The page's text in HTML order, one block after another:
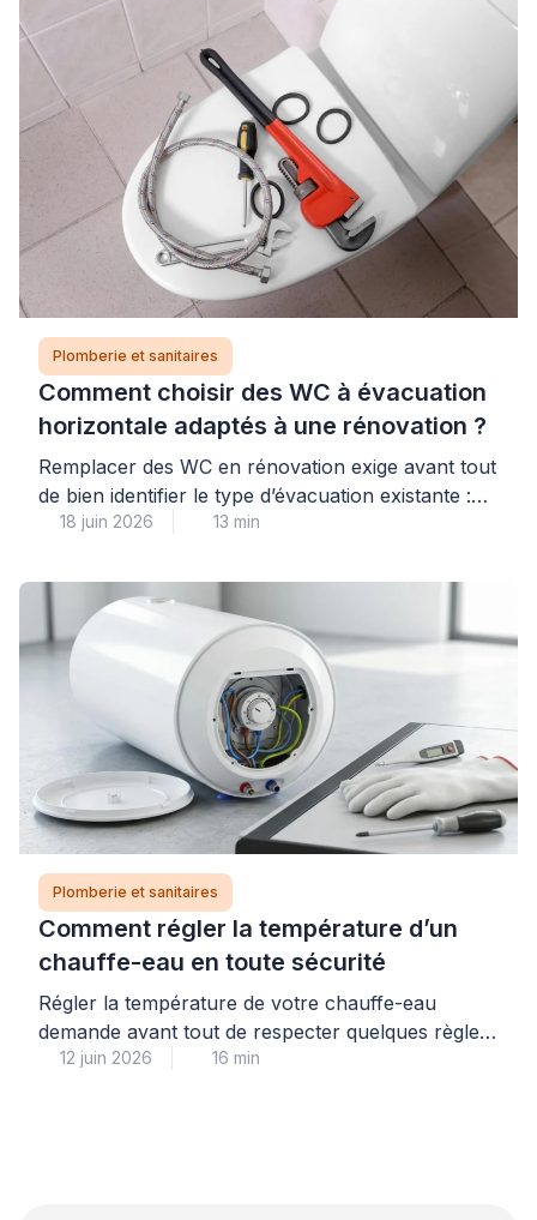
fréquente qu’on ne le pense dans les pièces
humides, nécessite une intervention rapide et
qualifiée pour éviter que les dégâts […]
Plomberie et sanitaires
Comment choisir des WC à évacuation
horizontale adaptés à une rénovation ?
Remplacer des WC en rénovation exige avant tout
de bien identifier le type d’évacuation existante :
une évacuation horizontale (sortie murale arrière)
verticale au sol, et choisir un modèle incompatible
peut engendrer des travaux de plomberie
imprévus et coûteux. Pour garantir un achat
réussi et éviter toute mauvaise surprise, […]
18 juin 2026 13 min
Plomberie et sanitaires
Comment régler la température d’un
chauffe-eau en toute sécurité
Régler la température de votre chauffe-eau
demande avant tout de respecter quelques règles
de sécurité simples, à commencer par la coupure
12 juin 2026 16 min